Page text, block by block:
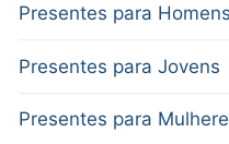
Presentes para Homens
Presentes para Jovens
Presentes para